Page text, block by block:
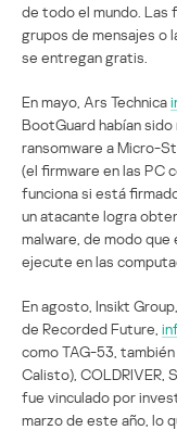
de todo el mundo. Las
grupos de mensajes o
se entregan gratis.
En mayo, Ars Technica
BootGuard habían
ransomware a Micro-
(el firmware en las PC
funciona si está
un atacante logra
malware, de modo
ejecute en las
En agosto, Insikt
de Recorded Future,
como TAG-53,
Calisto), COLDRIVER,
fue vinculado por
marzo de este año, lo